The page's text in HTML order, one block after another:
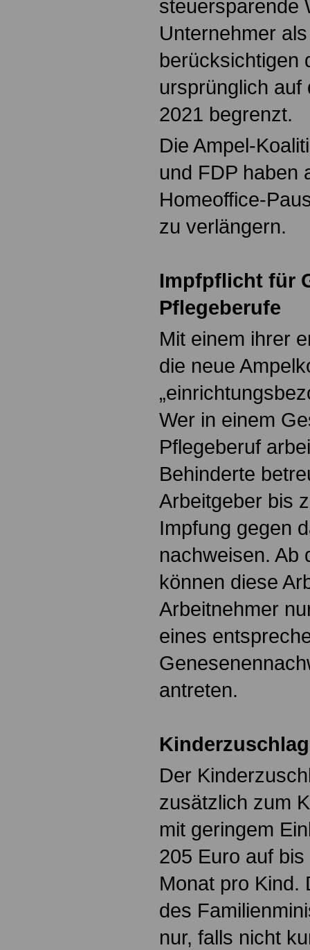
steuersparende
Unternehmer
berücksichtigen
ursprünglich auf
2021 begrenzt.
Die Ampel-
und FDP haben
Homeoffice-
zu verlängern.
Impfpflicht für
Pflegeberufe
Mit einem ihrer
die neue
Wer in einem
Pflegeberuf
Behinderte
Arbeitgeber bis
Impfung gegen
nachweisen. Ab
können diese
Arbeitnehmer
eines
antreten.
Kinderzuschlag
Der
zusätzlich zum
mit geringem
205 Euro auf
Monat pro Kind.
des
nur, falls nicht